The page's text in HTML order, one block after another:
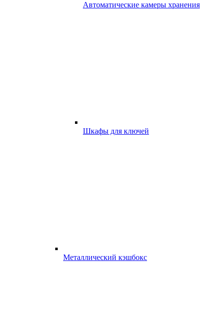
Автоматические камеры хранения
Шкафы для ключей
Металлический кэшбокс